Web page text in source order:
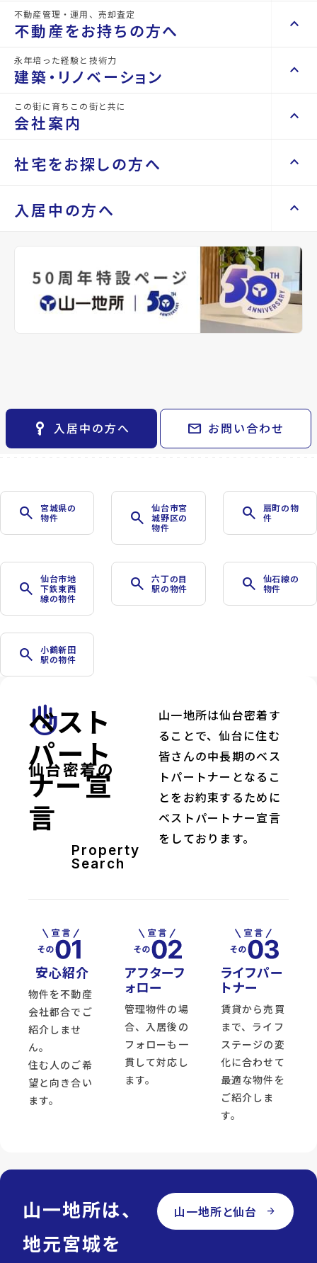
不動産を買いたい方へ keyboard_arrow_right
space_dashboard
エリアから探す
space_dashboard
土地を探す
エリアから探す
train
路線から探す
事業用・投資用を探す keyboard_arrow_right
検索条件
閲覧履歴 keyboard_arrow_right
ご購入の流れ・諸費用 keyboard_arrow_right
不動産管理・運用、売却査定
不動産をお持ちの方へ keyboard_arrow_up
不動産をお持ちの方へ keyboard_arrow_right
山一地所の賃貸管理
不動産を貸すまでの流れ
空き家サポートサービス
不動産を売却したい keyboard_arrow_right
相続相談をしたい keyboard_arrow_right
不動産に投資したい keyboard_arrow_right
永年培った経験と技術力
建築・リノベーション keyboard_arrow_up
建築・リノベーション keyboard_arrow_right
Renotta（リノッタ） keyboard_arrow_right
この街に育ちこの街と共に
会社案内 keyboard_arrow_up
会社案内 keyboard_arrow_right
会社概要・沿革 keyboard_arrow_right
keyboard_arrow_right
パーパス keyboard_arrow_right
CM紹介
社宅をお探しの方へ keyboard_arrow_up
社宅をお探しの方へ keyboard_arrow_right
keyboard_arrow_right
レンタルオフィス keyboard_arrow_right
貸会議室 keyboard_arrow_right
open_in_new
入居中の方へ keyboard_arrow_up
keyboard_arrow_right
退去される方へ keyboard_arrow_right
※準備中 住まいのしおり（PDF）
key_vertical 入居中の方へ mail お問い合わせ
その他の仙台市宮城野区
周辺の物件
Related Property
五橋
葉区五橋2丁
大衡字大童貸地
宮城県黒川郡大衡村大衡字大
2009年04月完成
search
宮城県の
物件
search
仙台市宮
城野区の
物件
search
扇町の物
件
search
仙台市地
下鉄東西
線の物件
search
六丁の目
駅の物件
search
仙石線の
物件
search
小鶴新田
駅の物件
front_hand
仙台密着の
ベスト
パート
ナー宣
言
Property
Search
山一地所は仙台密着す
ることで、仙台に住む
皆さんの中長期のベス
トパートナーとなるこ
とをお約束するために
ベストパートナー宣言
をしております。
安心紹介
物件を不動産
会社都合でご
紹介しませ
ん。
住む人のご希
望と向き合い
ます。
アフターフ
ォロー
管理物件の場
合、入居後の
フォローも一
貫して対応し
ます。
ライフパー
トナー
賃貸から売買
まで、ライフ
ステージの変
化に合わせて
最適な物件を
ご紹介しま
す。
山一地所は、
地元宮城を
山一地所と仙台 arrow_forward